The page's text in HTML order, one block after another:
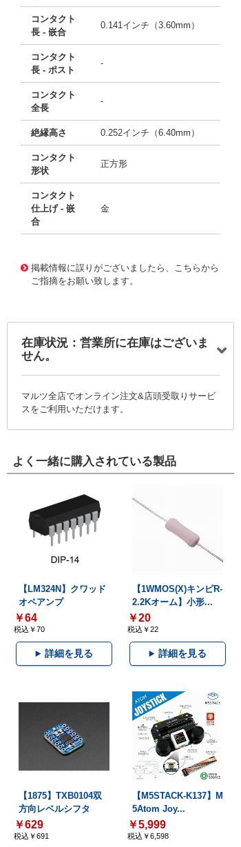
コンタクト
長 - 嵌合
0.141インチ（3.60mm）
コンタクト
長 - ポスト
-
コンタクト
全長
-
絶縁高さ 0.252インチ（6.40mm）
コンタクト
形状
正方形
コンタクト
仕上げ - 嵌
合
金
掲載情報に誤りがございましたら、こちらから
ご指摘をお願い致します。
在庫状況：営業所に在庫はございま
せん。
マルツ全店でオンライン注文&店頭受取りサービ
スをご利用いただけます。
よく一緒に購入されている製品
【LM324N】クワッド
オペアンプ
￥64
税込￥70
詳細を見る
【1WMOS(X)キンピR-
2.2Kオーム】小形...
￥20
税込￥22
詳細を見る
【1875】TXB0104双
方向レベルシフタ
￥629
税込￥691
【M5STACK-K137】M
5Atom Joy...
￥5,999
税込￥6,598